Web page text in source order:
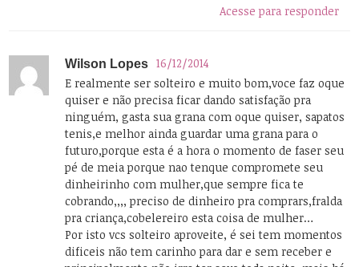
Acesse para responder
Wilson Lopes
16/12/2014
E realmente ser solteiro e muito bom,voce faz oque
quiser e não precisa ficar dando satisfação pra
ninguém, gasta sua grana com oque quiser, sapatos
tenis,e melhor ainda guardar uma grana para o
futuro,porque esta é a hora o momento de faser seu
pé de meia porque nao tenque compromete seu
dinheirinho com mulher,que sempre fica te
cobrando,,,, preciso de dinheiro pra comprars,fralda
pra criança,cobelereiro esta coisa de mulher…
Por isto vcs solteiro aproveite, é sei tem momentos
dificeis não tem carinho para dar e sem receber e